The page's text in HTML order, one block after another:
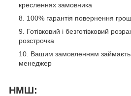
кресленнях замовника
100% гарантія повернення
Готівковий і безготівковий
розстрочка
Вашим замовленням
менеджер
НМШ: